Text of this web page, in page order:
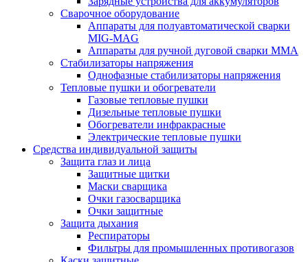
Сварочное оборудование
Аппараты для полуавтоматической сварки
MIG-MAG
Аппараты для ручной дуговой сварки MMA
Стабилизаторы напряжения
Однофазные стабилизаторы напряжения
Тепловые пушки и обогреватели
Газовые тепловые пушки
Дизельные тепловые пушки
Обогреватели инфракрасные
Электрические тепловые пушки
Средства индивидуальной защиты
Защита глаз и лица
Защитные щитки
Маски сварщика
Очки газосварщика
Очки защитные
Защита дыхания
Респираторы
Фильтры для промышленных противогазов